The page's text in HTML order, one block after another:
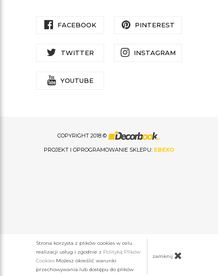
FACEBOOK PINTEREST
TWITTER INSTAGRAM
YOUTUBE
COPYRIGHT 2018 ©
PROJEKT I OPROGRAMOWANIE SKLEPU: EBEXO
Strona korzysta z plików cookies w celu
realizacji usług i zgodnie z Polityką Plików
Cookies Możesz określić warunki
przechowywania lub dostępu do plików
zamknij